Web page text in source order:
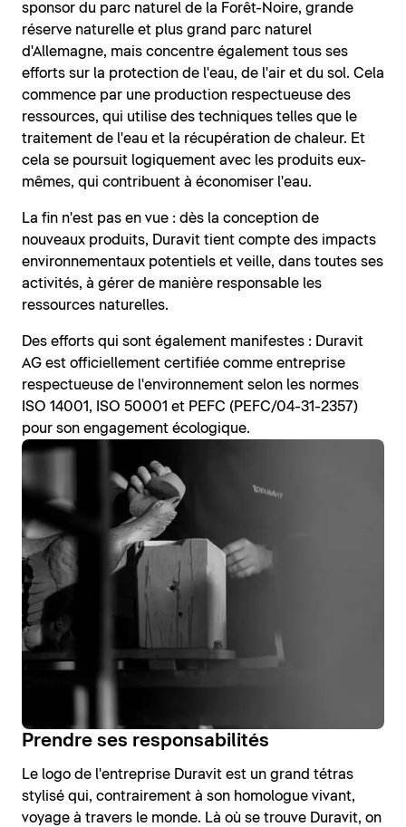
sponsor du parc naturel de la Forêt-Noire, grande
réserve naturelle et plus grand parc naturel
d'Allemagne, mais concentre également tous ses
efforts sur la protection de l'eau, de l'air et du sol. Cela
commence par une production respectueuse des
ressources, qui utilise des techniques telles que le
traitement de l'eau et la récupération de chaleur. Et
cela se poursuit logiquement avec les produits eux-
mêmes, qui contribuent à économiser l'eau.
La fin n'est pas en vue : dès la conception de
nouveaux produits, Duravit tient compte des impacts
environnementaux potentiels et veille, dans toutes ses
activités, à gérer de manière responsable les
ressources naturelles.
Des efforts qui sont également manifestes : Duravit
AG est officiellement certifiée comme entreprise
respectueuse de l'environnement selon les normes
ISO 14001, ISO 50001 et PEFC (PEFC/04-31-2357)
pour son engagement écologique.
Prendre ses responsabilités
Le logo de l'entreprise Duravit est un grand tétras
stylisé qui, contrairement à son homologue vivant,
voyage à travers le monde. Là où se trouve Duravit, on